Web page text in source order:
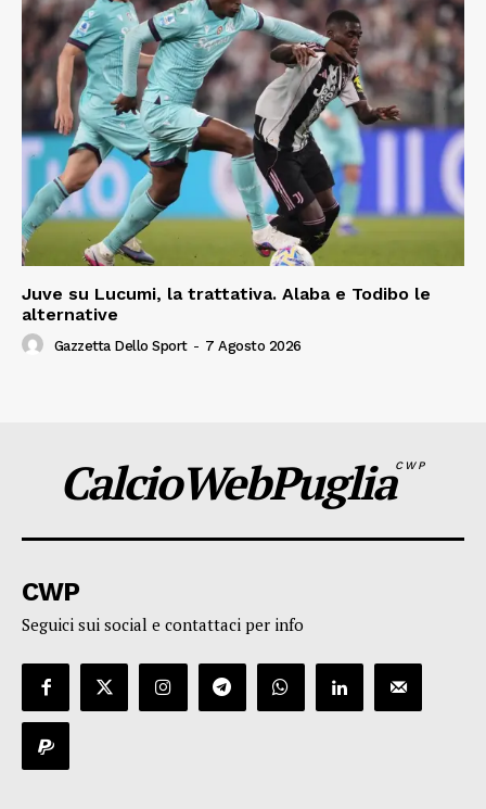
Juve su Lucumi, la trattativa. Alaba e Todibo le
alternative
Gazzetta Dello Sport - 7 Agosto 2026
CalcioWebPugliaCWP
CWP
Seguici sui social e contattaci per info